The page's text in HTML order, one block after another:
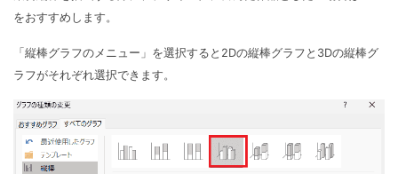
をおすすめします。
「縦棒グラフのメニュー」を選択すると2Dの縦棒グラフと3Dの縦棒グ
ラフがそれぞれ選択できます。